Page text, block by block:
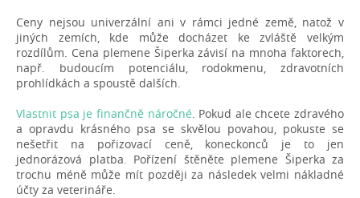
Ceny nejsou univerzální ani v rámci jedné země, natož v
jiných zemích, kde může docházet ke zvláště velkým
rozdílům. Cena plemene Šiperka závisí na mnoha faktorech,
např. budoucím potenciálu, rodokmenu, zdravotních
prohlídkách a spoustě dalších.
Vlastnit psa je finančně náročné . Pokud ale chcete zdravého
a opravdu krásného psa se skvělou povahou, pokuste se
nešetřit na pořizovací ceně, koneckonců je to jen
jednorázová platba. Pořízení štěněte plemene Šiperka za
trochu méně může mít později za následek velmi nákladné
účty za veterináře.